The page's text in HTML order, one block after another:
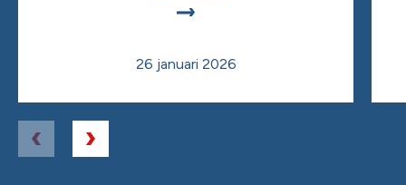
26 januari 2026